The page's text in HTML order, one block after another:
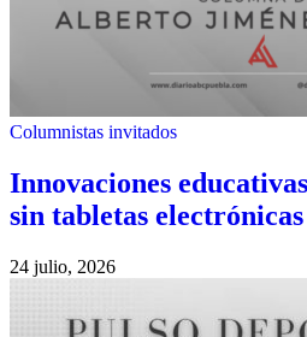
Columnistas invitados
Innovaciones educativas
sin tabletas electrónicas
24 julio, 2026